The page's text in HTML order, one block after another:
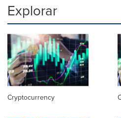
Explorar
Cryptocurrency